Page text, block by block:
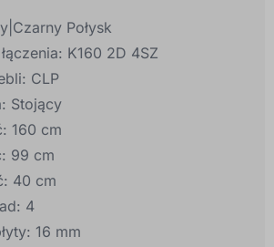
Połysk
K160 2D 4SZ
CLP
Stojący
160 cm
99 cm
40 cm
4
16 mm